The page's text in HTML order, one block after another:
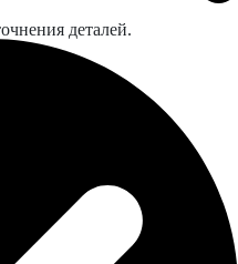
деталей.